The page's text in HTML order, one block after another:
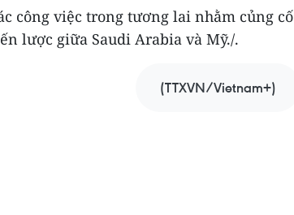
công việc trong tương lai nhằm củng cố
lược giữa Saudi Arabia và Mỹ./.
(TTXVN/Vietnam+)